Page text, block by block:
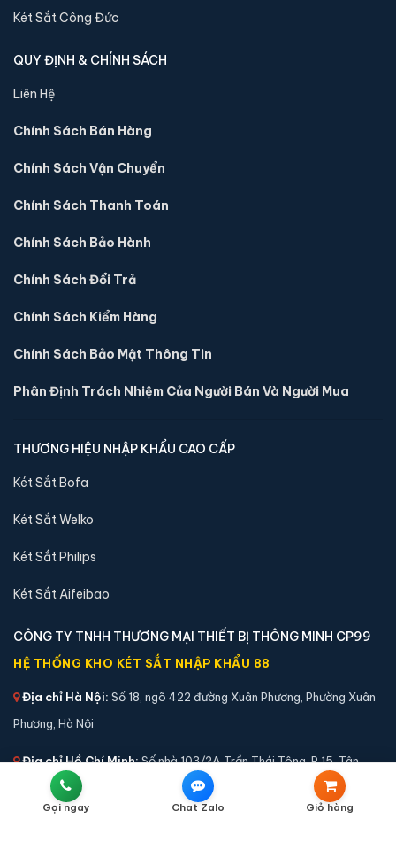
Gọi ngay Chat Zalo Giỏ hàng
Két Sắt Thu Ngân
Két Sắt Văn Phòng
Két Sắt Công Ty
Két Sắt Hàn Quốc
Két Sắt Cao Cấp - Xuất Khẩu
Két Sắt Khóa Cơ
Két Sắt Khóa Đổi Mã
Két Sắt Điện Tử
Két Sắt Khóa Vân Tay
Két Sắt Tiệm Vàng
Két Sắt Công Đức
Chính Sách Kiểm Hàng
Chính Sách Bảo Mật Thông Tin
Phân Định Trách Nhiệm Của Người Bán Và Người Mua
THƯƠNG HIỆU NHẬP KHẨU CAO CẤP